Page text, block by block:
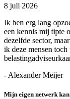
8 juli 2026
Ik ben erg lang
een kennis mij tipte
dezelfde sector,
ik deze mensen
- Alexander Meijer
Mijn eigen netwerk